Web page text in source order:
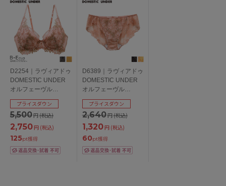
D2254｜ラヴィアドゥ
DOMESTIC UNDER
オルフェーヴル
D2254シリーズ ブラ
ジャー単品 全3色 B-
E/65-75
5,500円(税込)
プライスダウン
2,750円 (税込)
125pt獲得
D6389｜ラヴィアドゥ
DOMESTIC UNDER
オルフェーヴル
D2254シリーズ スタ
ンダードショーツ 全3
色 M/L
2,640円(税込)
プライスダウン
1,320円 (税込)
60pt獲得